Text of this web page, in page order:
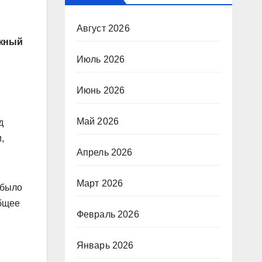
Август 2026
Июль 2026
Июнь 2026
Май 2026
Апрель 2026
Март 2026
Февраль 2026
Январь 2026